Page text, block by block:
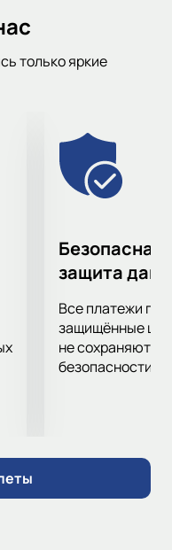
Для удобства, вы
по дате, городу, месту
только яркие
Безопасная
защита
Все платежи
защищённые
не сохраняются
безопасности.